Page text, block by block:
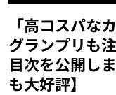
「高コスパな
グランプリも
目次を公開し
も大好評】